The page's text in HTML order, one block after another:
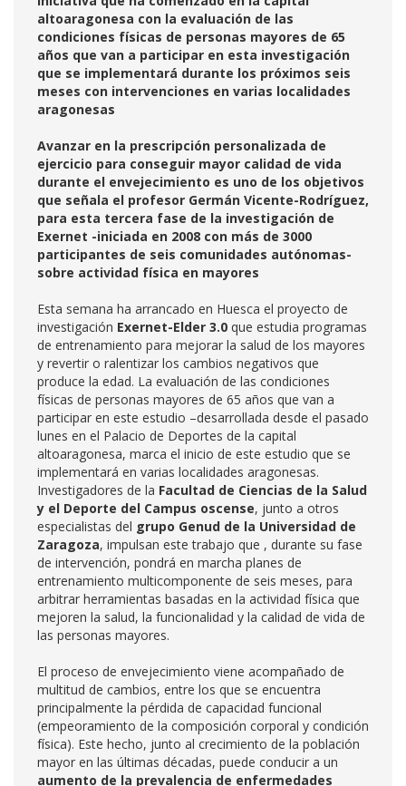
altoaragonesa con la evaluación de las
condiciones físicas de personas mayores de 65
años que van a participar en esta investigación
que se implementará durante los próximos seis
meses con intervenciones en varias localidades
aragonesas
Avanzar en la prescripción personalizada de
ejercicio para conseguir mayor calidad de vida
durante el envejecimiento es uno de los objetivos
que señala el profesor Germán Vicente-Rodríguez,
para esta tercera fase de la investigación de
Exernet -iniciada en 2008 con más de 3000
participantes de seis comunidades autónomas-
sobre actividad física en mayores
Esta semana ha arrancado en Huesca el proyecto de
investigación Exernet-Elder 3.0 que estudia programas
de entrenamiento para mejorar la salud de los mayores
y revertir o ralentizar los cambios negativos que
produce la edad. La evaluación de las condiciones
físicas de personas mayores de 65 años que van a
participar en este estudio –desarrollada desde el pasado
lunes en el Palacio de Deportes de la capital
altoaragonesa, marca el inicio de este estudio que se
implementará en varias localidades aragonesas.
Investigadores de la Facultad de Ciencias de la Salud
y el Deporte del Campus oscense, junto a otros
especialistas del grupo Genud de la Universidad de
Zaragoza, impulsan este trabajo que , durante su fase
de intervención, pondrá en marcha planes de
entrenamiento multicomponente de seis meses, para
arbitrar herramientas basadas en la actividad física que
mejoren la salud, la funcionalidad y la calidad de vida de
las personas mayores.
El proceso de envejecimiento viene acompañado de
multitud de cambios, entre los que se encuentra
principalmente la pérdida de capacidad funcional
(empeoramiento de la composición corporal y condición
física). Este hecho, junto al crecimiento de la población
mayor en las últimas décadas, puede conducir a un
aumento de la prevalencia de enfermedades